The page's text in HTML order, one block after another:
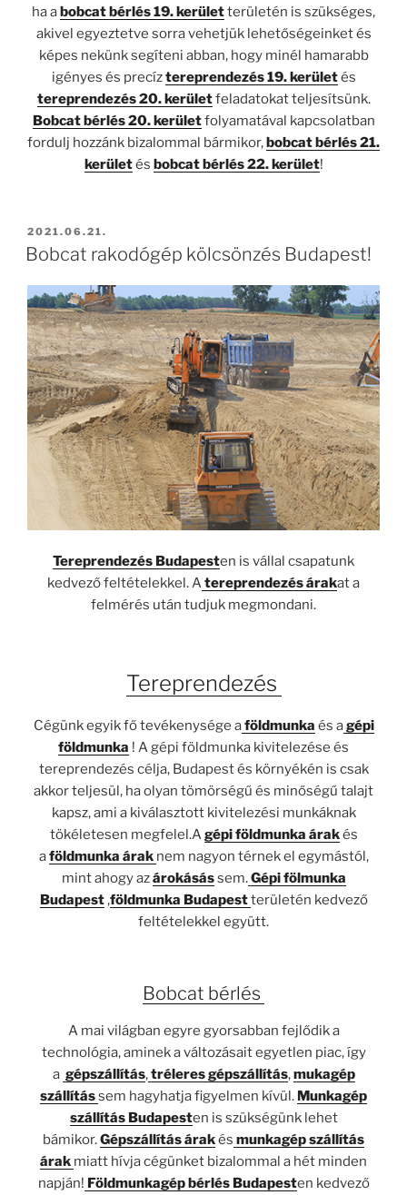
ha abobcat bérlés 19. kerületterületén is szükséges,
akivel egyeztetve sorra vehetjük lehetőségeinket és
képes nekünk segíteni abban, hogy minél hamarabb
igényes és precíztereprendezés 19. kerületés
tereprendezés 20. kerületfeladatokat teljesítsünk.
Bobcat bérlés 20. kerületfolyamatával kapcsolatban
fordulj hozzánk bizalommal bármikor,bobcat bérlés 21.
kerületés bobcat bérlés 22. kerület!
BEKÜLDVE:
2021.06.21.
Bobcat rakodógép kölcsönzés Budapest!
Tereprendezés Budapesten is vállal csapatunk
kedvező feltételekkel. Atereprendezés árakat a
felmérés után tudjuk megmondani.
Tereprendezés
Cégünk egyik fő tevékenysége aföldmunka és agépi
földmunka ! A gépi földmunka kivitelezése és
tereprendezés célja, Budapest és környékén is csak
akkor teljesül, ha olyan tömörségű és minőségű talajt
kapsz, ami a kiválasztott kivitelezési munkáknak
tökéletesen megfelel.Agépi földmunka árakés
aföldmunka árak nem nagyon térnek el egymástól,
mint ahogy azárokásássem.Gépi fölmunka
Budapest,földmunka Budapestterületén kedvező
feltételekkel együtt.
Bobcat bérlés
A mai világban egyre gyorsabban fejlődik a
technológia, aminek a változásait egyetlen piac, így
a gépszállítás,tréleres gépszállítás,mukagép
szállítássem hagyhatja figyelmen kívül. Munkagép
szállítás Budapesten is szükségünk lehet
bámikor.Gépszállítás árakés munkagép szállítás
árak miatt hívja cégünket bizalommal a hét minden
napján! Földmunkagép bérlés Budapesten kedvező